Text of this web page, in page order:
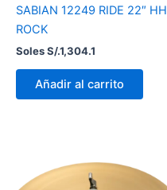
SABIAN 12249 RIDE 22″ HH
ROCK
Soles S/.1,304.1
Añadir al carrito